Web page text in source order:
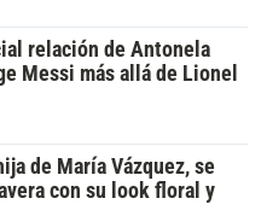
relación de Antonela
Messi más allá de Lionel
de María Vázquez, se
con su look floral y